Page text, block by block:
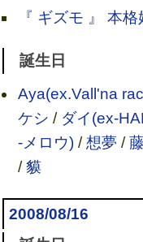
『 ギズモ 』 本格
誕生日
Aya(ex.Vall'na
ケシ / ダイ(ex-
-メロウ)/想夢 /
/貘
2008/08/16